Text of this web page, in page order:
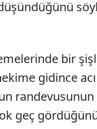
bir
gidince
geç